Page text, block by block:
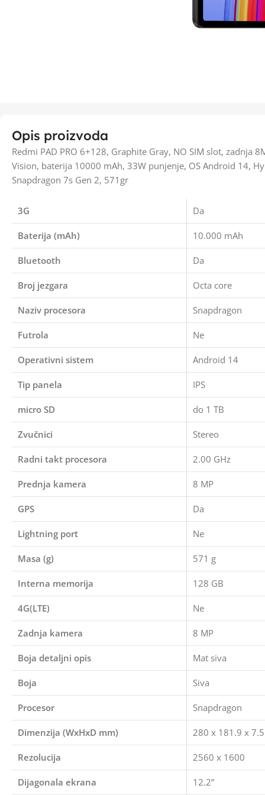
Opis proizvoda
Redmi PAD PRO 6+128, Graphite Gray, NO SIM slot, zadnja
Vision, baterija 10000 mAh, 33W punjenje, OS Android 14,
Snapdragon 7s Gen 2, 571gr
3G Da
Baterija (mAh) 10.000 mAh
Bluetooth Da
Broj jezgara Octa core
Naziv procesora Snapdragon
Futrola Ne
Operativni sistem Android 14
Tip panela IPS
micro SD do 1 TB
Zvučnici Stereo
Radni takt procesora 2.00 GHz
Prednja kamera 8 MP
GPS Da
Lightning port Ne
Masa (g) 571 g
Interna memorija 128 GB
4G(LTE) Ne
Zadnja kamera 8 MP
Boja detaljni opis Mat siva
Boja Siva
Procesor Snapdragon
Dimenzija (WxHxD mm) 280 x 181.9 x
Rezolucija 2560 x 1600
Dijagonala ekrana 12.2”